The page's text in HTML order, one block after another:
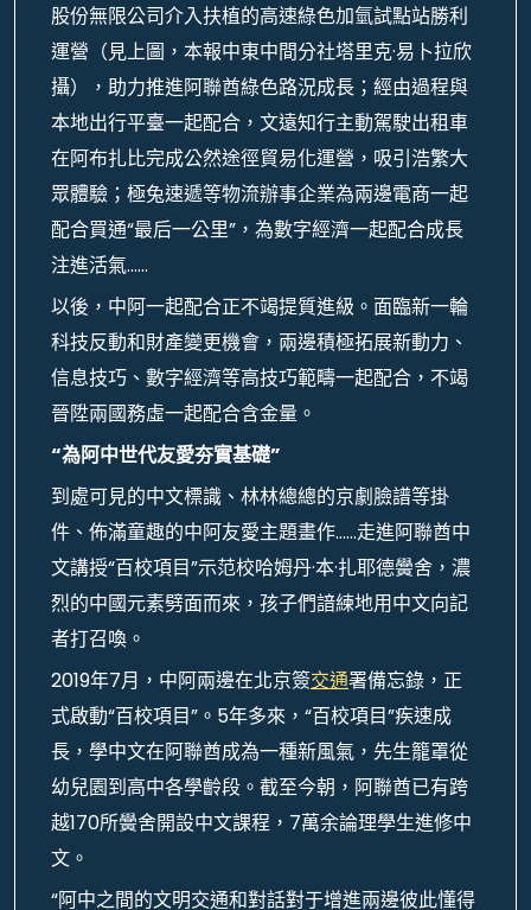
股份無限公司介入扶植的高速綠色加氫試點站勝利
運營（見上圖，本報中東中間分社塔里克·易卜拉欣
攝），助力推進阿聯酋綠色路況成長；經由過程與
本地出行平臺一起配合，文遠知行主動駕駛出租車
在阿布扎比完成公然途徑貿易化運營，吸引浩繁大
眾體驗；極兔速遞等物流辦事企業為兩邊電商一起
配合買通“最后一公里”，為數字經濟一起配合成長
注進活氣……
以後，中阿一起配合正不竭提質進級。面臨新一輪
科技反動和財產變更機會，兩邊積極拓展新動力、
信息技巧、數字經濟等高技巧範疇一起配合，不竭
晉陞兩國務虛一起配合含金量。
“為阿中世代友愛夯實基礎”
到處可見的中文標識、林林總總的京劇臉譜等掛
件、佈滿童趣的中阿友愛主題畫作……走進阿聯酋中
文講授“百校項目”示范校哈姆丹·本·扎耶德黌舍，濃
烈的中國元素劈面而來，孩子們諳練地用中文向記
者打召喚。
2019年7月，中阿兩邊在北京簽交通署備忘錄，正
式啟動“百校項目”。5年多來，“百校項目”疾速成
長，學中文在阿聯酋成為一種新風氣，先生籠罩從
幼兒園到高中各學齡段。截至今朝，阿聯酋已有跨
越170所黌舍開設中文課程，7萬余論理學生進修中
文。
“阿中之間的文明交通和對話對于增進兩邊彼此懂得